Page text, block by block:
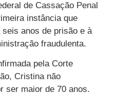
de Cassação Penal
instância que
anos de prisão e à
fraudulenta.
pela Corte
Cristina não
ser maior de 70 anos.